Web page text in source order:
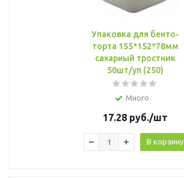
Упаковка для бенто-
торта 155*152*78мм
сахарный тростник
50шт/уп (250)
Много
17.28руб./шт
В корзину